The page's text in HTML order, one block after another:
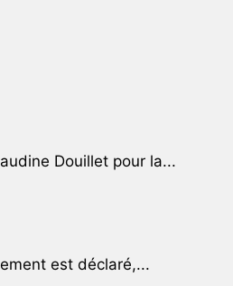
Douillet pour la...
est déclaré,...